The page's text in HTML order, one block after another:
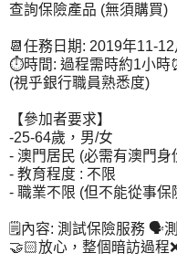
查詢保險產品 (無須購買)
📆任務日期: 2019年11-12
⏱時間: 過程需時約1小時
(視乎銀行職員熟悉度)
【參加者要求】
-25-64歲，男/女
- 澳門居民 (必需有澳門身
- 教育程度 : 不限
- 職業不限 (但不能從事
🗒內容: 測試保險服務 🗣
🤝🏻放心，整個暗訪過程